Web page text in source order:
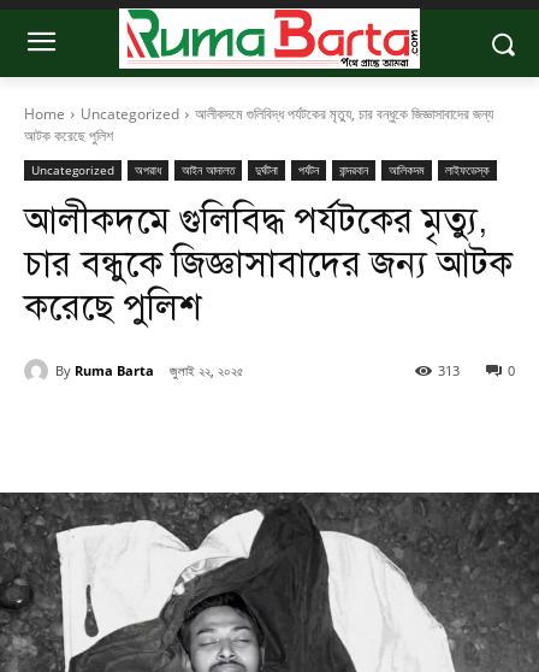
Home Uncategorized
আলীকদমে গুলিবিদ্ধ পর্যটকের মৃত্যু, চার বন্ধুকে জিজ্ঞাসাবাদের জন্য
আটক করেছে পুলিশ
Uncategorized অপরাধ আইন আদালত দুর্ঘটনা পর্যটন বান্দরবান আলিকদম লাইফডেস্ক
আলীকদমে গুলিবিদ্ধ পর্যটকের মৃত্যু,
চার বন্ধুকে জিজ্ঞাসাবাদের জন্য আটক
করেছে পুলিশ
By Ruma Barta জুলাই ২২, ২০২৫ 0
313